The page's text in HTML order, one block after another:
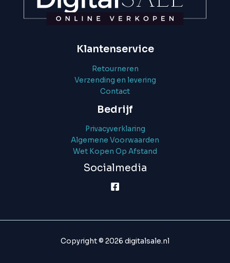
Klantenservice
Retourneren
Verzending en levering
Contact
Bedrijf
Privacyverklaring
Algemene Voorwaarden
Wet Kopen Op Afstand
Socialmedia
Copyright © 2026 digitalsale.nl